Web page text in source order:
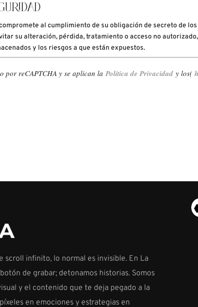
al cumplimiento de su obligación de secreto de
su alteración, pérdida, tratamiento o acceso no
y los riesgos a que están expuestos.
por reCAPTCHA y se aplican la Política de Privacidad y los(
scroll infinito, lo normal es invisible. En La
de grabar; detonamos historias. Somos
y el contenido que te deja pegado a la
en emociones y estrategias en